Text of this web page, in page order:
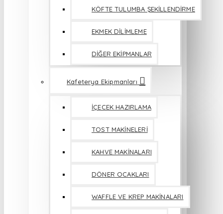
KÖFTE TULUMBA ŞEKİLLENDİRME
EKMEK DİLİMLEME
DİĞER EKİPMANLAR
Kafeterya Ekipmanları
İÇECEK HAZIRLAMA
TOST MAKİNELERİ
KAHVE MAKİNALARI
DÖNER OCAKLARI
WAFFLE VE KREP MAKİNALARI